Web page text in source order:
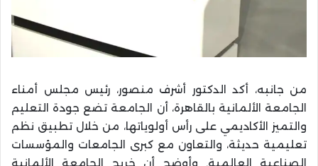
من جانبه، أكد الدكتور أشرف منصور، رئيس مجلس أمناء
الجامعة الألمانية بالقاهرة، أن الجامعة تضع جودة التعليم
والتميز الأكاديمي على رأس أولوياتها، من خلال تطبيق نظم
تعليمية حديثة، والتعاون مع كبرى الجامعات والمؤسسات
الصناعية العالمية. وأوضح أن خريج الجامعة الألمانية